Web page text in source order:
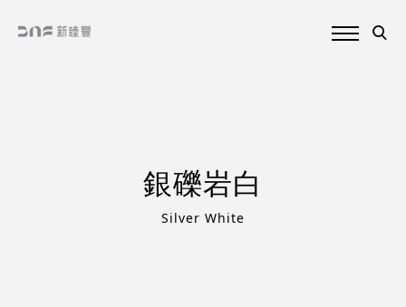
銀礫岩白
Silver White